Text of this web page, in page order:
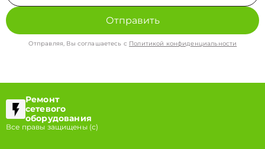
Отправить
Отправляя, Вы соглашаетесь с Политикой конфиденциальности
Ремонт
сетевого
оборудования
Все правы защищены (с)